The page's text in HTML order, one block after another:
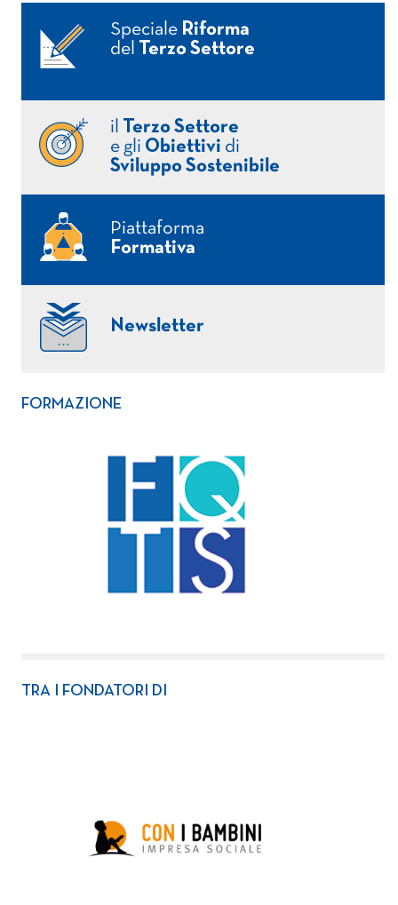
Speciale Riforma
del
Terzo Settore
il
Terzo Settore
e gli Obiettivi di
Sviluppo Sostenibile
Piattaforma
Formativa
Newsletter
FORMAZIONE
TRA I FONDATORI DI